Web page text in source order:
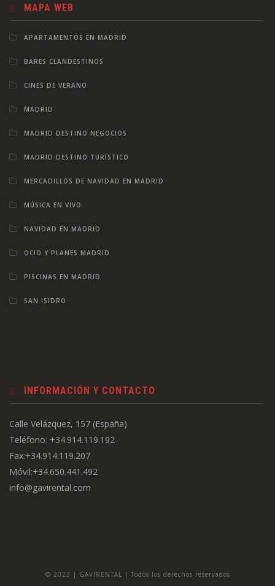
MAPA WEB
APARTAMENTOS EN MADRID
BARES CLANDESTINOS
CINES DE VERANO
MADRID
MADRID DESTINO NEGOCIOS
MADRID DESTINO TURÍSTICO
MERCADILLOS DE NAVIDAD EN MADRID
MÚSICA EN VIVO
NAVIDAD EN MADRID
OCIO Y PLANES MADRID
PISCINAS EN MADRID
SAN ISIDRO
INFORMACIÓN Y CONTACTO
Calle Velázquez, 157 (España)
Teléfono: +34.914.119.192
Fax:+34.914.119.207
Móvil:+34.650.441.492
info@gavirental.com
© 2023 | GAVIRENTAL | Todos los derechos reservados